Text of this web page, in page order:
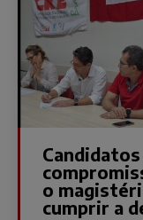
o
cumprir a